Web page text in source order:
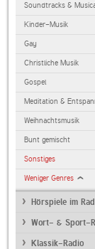
Soundtracks &
Kinder-Musik
Gay
Christliche Musik
Gospel
Meditation &
Weihnachtsmusik
Bunt gemischt
Sonstiges
Weniger Genres
Hörspiele im
Wort- & Sport-
Klassik-Radio